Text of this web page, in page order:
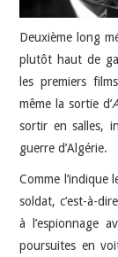
A PROPOS
Deuxième long
plutôt haut de
les premiers
même la sortie d’
sortir en salles,
guerre d’Algérie.
Comme l’indique
soldat, c’est-à-
à l’espionnage
poursuites en